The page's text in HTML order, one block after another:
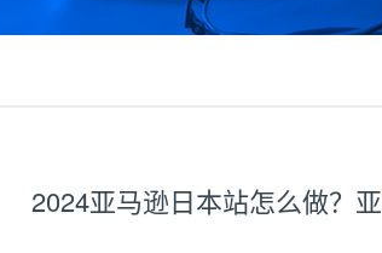
2024亚马逊日本站怎么做？